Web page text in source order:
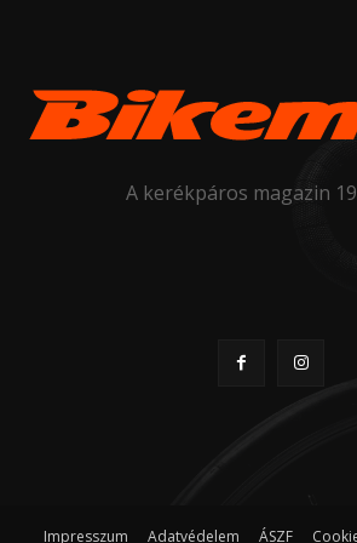
A kerékpáros magazin
Impresszum Adatvédelem ÁSZF